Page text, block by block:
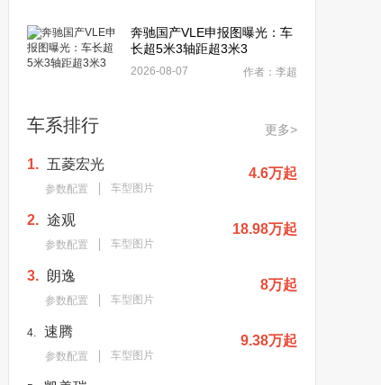
奔驰国产VLE申报图曝光：车
长超5米3轴距超3米3
2026-08-07 作者：李超
车系排行 更多>
1. 五菱宏光
参数配置 车型图片
4.6万起
2. 途观
参数配置 车型图片
18.98万起
3. 朗逸
参数配置 车型图片
8万起
4. 速腾
参数配置 车型图片
9.38万起